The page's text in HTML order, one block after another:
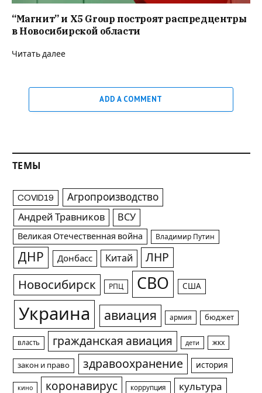
“Магнит” и X5 Group построят распредцентры
в Новосибирской области
Читать далее
ADD A COMMENT
ТЕМЫ
COVID19 Агропроизводство
Андрей Травников ВСУ
Великая Отечественная война Владимир Путин
ДНР Донбасс Китай ЛНР
Новосибирск РПЦ СВО США
Украина авиация армия бюджет
власть гражданская авиация дети жкх
закон и право здравоохранение история
кино коронавирус коррупция
культура